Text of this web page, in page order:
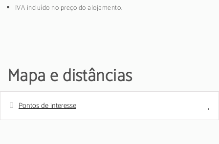
IVA incluído no preço do alojamento.
Mapa e distâncias
Pontos de interesse